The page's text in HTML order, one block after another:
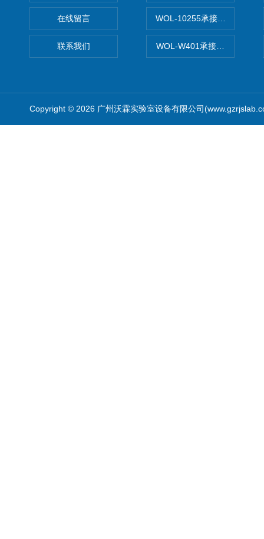
在线留言
联系我们
WOL-10255承接清远电子
WOL-W401承接食品QS认
Copyright © 2026 广州沃霖实验室设备有限公司